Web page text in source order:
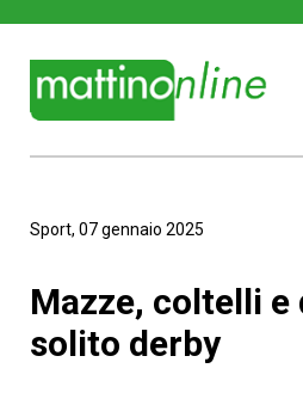
Sport, 07 gennaio 2025
Mazze, coltelli e
solito derby